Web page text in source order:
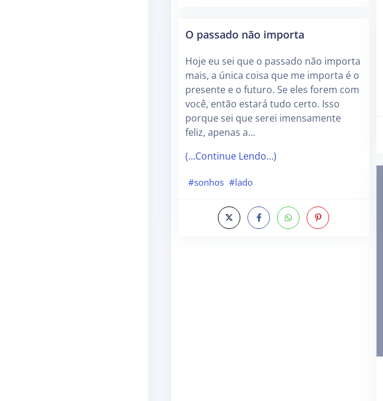
O passado não importa
Hoje eu sei que o passado não importa
mais, a única coisa que me importa é o
presente e o futuro. Se eles forem com
você, então estará tudo certo. Isso
porque sei que serei imensamente
feliz, apenas a…
(…Continue Lendo…)
#sonhos #lado